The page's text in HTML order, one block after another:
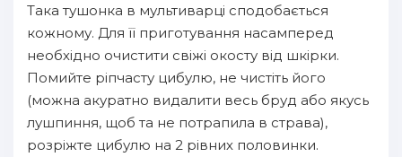
Така тушонка в мультиварці сподобається
кожному. Для її приготування насамперед
необхідно очистити свіжі окосту від шкірки.
Помийте ріпчасту цибулю, не чистіть його
(можна акуратно видалити весь бруд або якусь
лушпиння, щоб та не потрапила в страва),
розріжте цибулю на 2 рівних половинки.